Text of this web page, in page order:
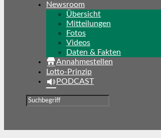
Newsroom
Übersicht
Mitteilungen
Fotos
Videos
Daten & Fakten
Annahmestellen
Lotto-Prinzip
PODCAST